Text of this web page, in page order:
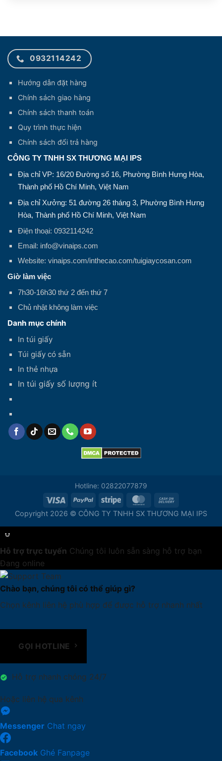
0932114242
Hướng dẫn đặt hàng
Chính sách giao hàng
Chính sách thanh toán
Quy trình thực hiện
Chính sách đổi trả hàng
CÔNG TY TNHH SX THƯƠNG MẠI IPS
Địa chỉ VP: 16/20 Đường số 16, Phường Bình Hưng Hòa,
Thành phố Hồ Chí Minh, Việt Nam
Địa chỉ Xưởng: 51 đường 26 tháng 3, Phường Bình Hưng
Hòa, Thành phố Hồ Chí Minh, Việt Nam
Điện thoại: 0932114242
Email: info@vinaips.com
Website: vinaips.com/inthecao.com/tuigiaycosan.com
Giờ làm việc
7h30-16h30 thứ 2 đến thứ 7
Chủ nhật không làm việc
Danh mục chính
In túi giấy
Túi giấy có sẵn
In thẻ nhựa
In túi giấy số lượng ít
Hotline: 02822077879
Copyright 2026 © CÔNG TY TNHH SX THƯƠNG MẠI IPS
Hỗ trợ trực tuyến Chúng tôi luôn sẵn sàng hỗ trợ bạn
Đang online
Chào bạn, chúng tôi có thể giúp gì?
Chọn kênh liên hệ phù hợp để được hỗ trợ nhanh nhất
GỌI HOTLINE
Hỗ trợ nhanh chóng 24/7
Hoặc liên hệ qua kênh
Messenger Chat ngay
Facebook Ghé Fanpage